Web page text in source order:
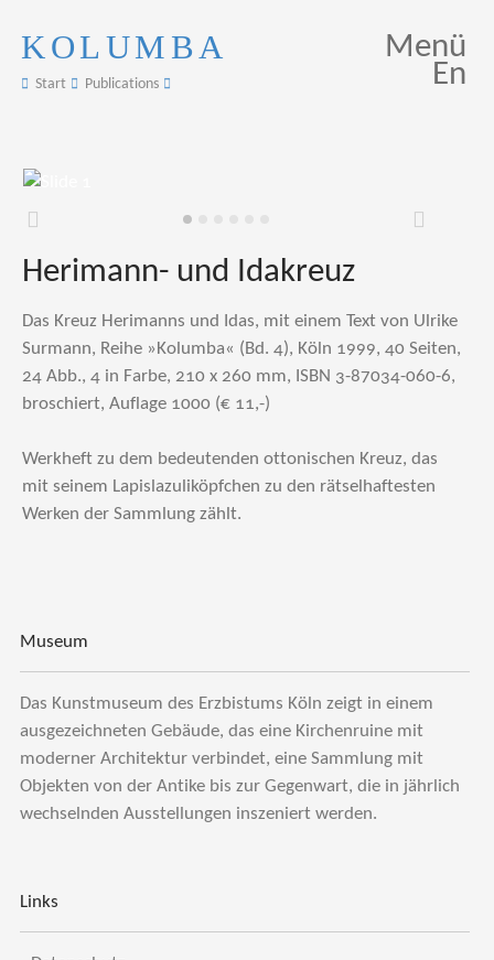
KOLUMBA
Start Publications
Menü
En
Zurück Weiter
Herimann- und Idakreuz
Das Kreuz Herimanns und Idas, mit einem Text von Ulrike
Surmann, Reihe »Kolumba« (Bd. 4), Köln 1999, 40 Seiten,
24 Abb., 4 in Farbe, 210 x 260 mm, ISBN 3-87034-060-6,
broschiert, Auflage 1000 (€ 11,-)
Werkheft zu dem bedeutenden ottonischen Kreuz, das
mit seinem Lapislazuliköpfchen zu den rätselhaftesten
Werken der Sammlung zählt.
Museum
Das Kunstmuseum des Erzbistums Köln zeigt in einem
ausgezeichneten Gebäude, das eine Kirchenruine mit
moderner Architektur verbindet, eine Sammlung mit
Objekten von der Antike bis zur Gegenwart, die in jährlich
wechselnden Ausstellungen inszeniert werden.
Links